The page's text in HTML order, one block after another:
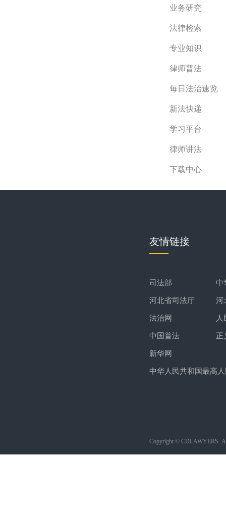
业务研究
法律检索
专业知识
律师普法
每日法治速览
新法快递
学习平台
律师讲法
下载中心
友情链接
司法部 中
河北省司法厅 河
法治网 人
中国普法 正
新华网
中华人民共和国最高
Copyright © CDLAWYERS